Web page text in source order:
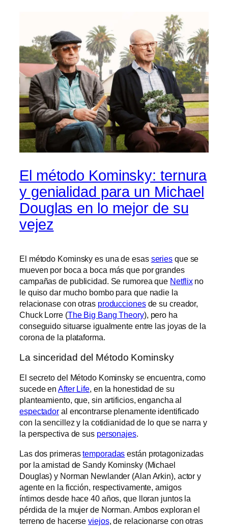
El método Kominsky: ternura
y genialidad para un Michael
Douglas en lo mejor de su
vejez
El método Kominsky es una de esas series que se
mueven por boca a boca más que por grandes
campañas de publicidad. Se rumorea que Netflixno
le quiso dar mucho bombo para que nadie la
relacionase con otras produccionesde su creador,
Chuck Lorre (The Big Bang Theory), pero ha
conseguido situarse igualmente entre las joyas de la
corona de la plataforma.
La sinceridad del Método Kominsky
El secreto del Método Kominsky se encuentra, como
sucede enAfter Life, en la honestidad de su
planteamiento, que, sin artificios, engancha al
espectador al encontrarse plenamente identificado
con la sencillez y la cotidianidad de lo que se narra y
la perspectiva de sus personajes.
Las dos primerastemporadas están protagonizadas
por la amistad de Sandy Kominsky (Michael
Douglas) y Norman Newlander (Alan Arkin), actor y
agente en la ficción, respectivamente, amigos
íntimos desde hace 40 años, que lloran juntos la
pérdida de la mujer de Norman. Ambos exploran el
terreno de hacerseviejos, de relacionarse con otras